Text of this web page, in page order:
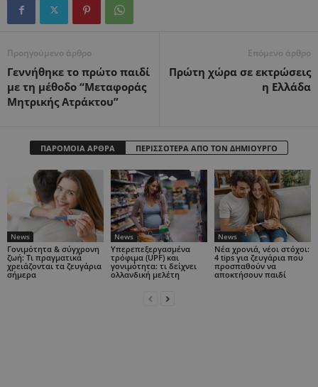
Προηγούμενο άρθρο
Γεννήθηκε το πρώτο παιδί
με τη μέθοδο “Μεταφοράς
Μητρικής Ατράκτου”
Επόμενο άρθρο
Πρώτη χώρα σε εκτρώσεις
η Ελλάδα
ΠΑΡΟΜΟΙΑ ΑΡΘΡΑ ΠΕΡΙΣΣΟΤΕΡΑ ΑΠΟ ΤΟΝ ΔΗΜΙΟΥΡΓΟ
News
Γονιμότητα & σύγχρονη
ζωή: Τι πραγματικά
χρειάζονται τα ζευγάρια
σήμερα
News
Υπερεπεξεργασμένα
τρόφιμα (UPF) και
γονιμότητα: τι δείχνει
ολλανδική μελέτη
News
Νέα χρονιά, νέοι στόχοι:
4 tips για ζευγάρια που
προσπαθούν να
αποκτήσουν παιδί